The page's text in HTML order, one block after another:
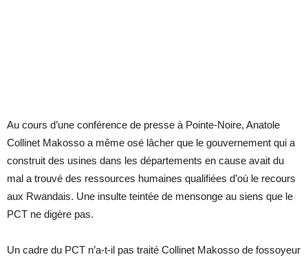
Au cours d’une conférence de presse à Pointe-Noire, Anatole
Collinet Makosso a même osé lâcher que le gouvernement qui a
construit des usines dans les départements en cause avait du
mal a trouvé des ressources humaines qualifiées d’où le recours
aux Rwandais. Une insulte teintée de mensonge au siens que le
PCT ne digère pas.
Un cadre du PCT n’a-t-il pas traité Collinet Makosso de fossoyeur